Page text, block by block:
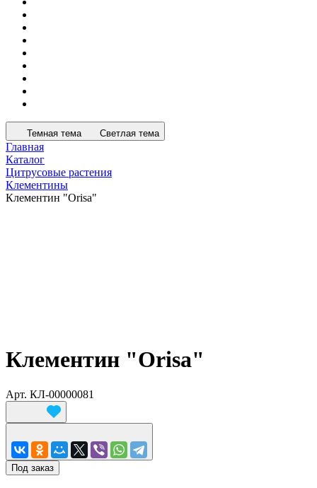
Темная тема Светлая тема
Главная
Каталог
Цитрусовые растения
Клементины
Клементин "Orisa"
Клементин "Orisa"
Арт. КЛ-00000081
Под заказ